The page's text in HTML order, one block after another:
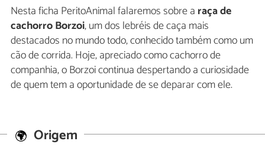
Nesta ficha PeritoAnimal falaremos sobre a raça de
cachorro Borzoi, um dos lebréis de caça mais
destacados no mundo todo, conhecido também como um
cão de corrida. Hoje, apreciado como cachorro de
companhia, o Borzoi continua despertando a curiosidade
de quem tem a oportunidade de se deparar com ele.
Origem